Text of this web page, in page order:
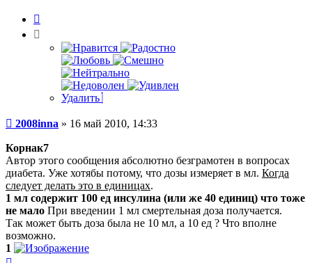
Удалить
Сообщение
2008inna » 16 май 2010, 14:33
Корнак7
Автор этого сообщения абсолютно безграмотен в вопросах
диабета. Уже хотябы потому, что дозы измеряет в мл. Когда
следует делать это в единицах.
1 мл содержит 100 ед инсулина (или же 40 единиц) что тоже
не мало При введении 1 мл смертельная доза получается.
Так может быть доза была не 10 мл, а 10 ед ? Что вполне
возможно.
1